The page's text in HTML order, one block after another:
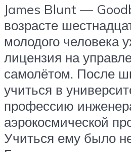
James Blunt —
возрасте
молодого человека
лицензия на
самолётом. После
учиться в
профессию
аэрокосмической
Учиться ему было